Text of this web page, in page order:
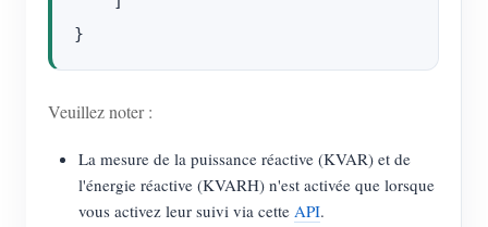
Veuillez noter :
La mesure de la puissance réactive (KVAR) et de
l'énergie réactive (KVARH) n'est activée que lorsque
vous activez leur suivi via cette API.